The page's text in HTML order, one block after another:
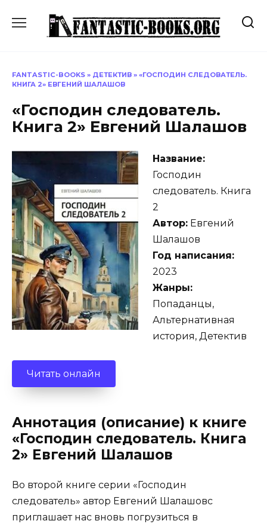
содержанию
FANTASTIC-BOOKS » ДЕТЕКТИВ » «ГОСПОДИН СЛЕДОВАТЕЛЬ.
КНИГА 2» ЕВГЕНИЙ ШАЛАШОВ
«Господин следователь.
Книга 2» Евгений Шалашов
Название:
Господин
следователь. Книга
2
Автор: Евгений
Шалашов
Год написания:
2023
Жанры:
Попаданцы,
Альтернативная
история, Детектив
Читать онлайн
Аннотация (описание) к книге
«Господин следователь. Книга
2» Евгений Шалашов
Во второй книге серии «Господин
следователь» автор Евгений Шалашовc
приглашает нас вновь погрузиться в